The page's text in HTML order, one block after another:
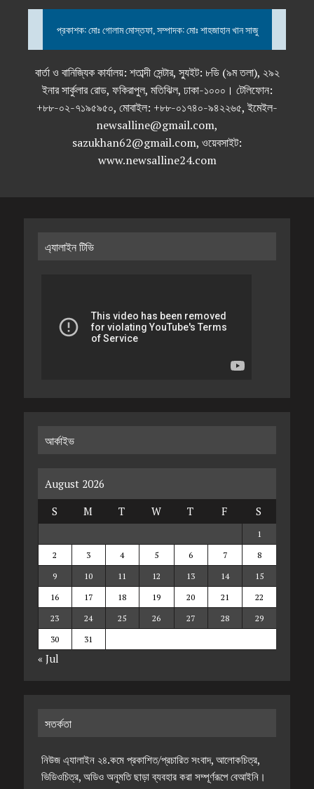
প্রকাশক: মোঃ গোলাম মোস্তফা, সম্পাদক: মোঃ শাহজাহান খান সাজু
বার্তা ও বানিজ্যিক কার্যালয়: শতাব্দী সেন্টার, স্যুইট: ৮ডি (৯ম তলা), ২৯২
ইনার সার্কুলার রোড, ফকিরাপুল, মতিঝিল, ঢাকা-১০০০। টেলিফোন:
+৮৮-০২-৭১৯৫৯৫০, মোবাইল: +৮৮-০১৭৪০-৯৪২২৬৫, ইমেইল-
newsalline@gmail.com,
sazukhan62@gmail.com, ওয়েবসাইট:
www.newsalline24.com
এ্যালাইন টিভি
আর্কাইভ
August 2026
S
M T W T F S
1
2
3 4 5 6 7
8
9
10 11 12 13 14
15
16
17 18 19 20 21
22
23
24 25 26 27 28
29
30
31
« Jul
সতর্কতা
নিউজ এ্যালাইন ২৪.কমে প্রকাশিত/প্রচারিত সংবাদ, আলোকচিত্র,
ভিডিওচিত্র, অডিও অনুমতি ছাড়া ব্যবহার করা সম্পূর্ণরূপে বেআইনি।